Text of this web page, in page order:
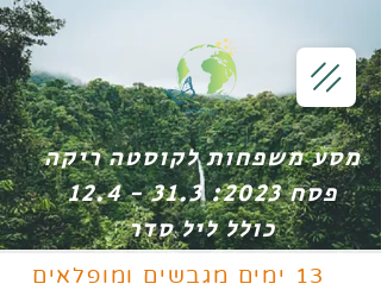
מסע משפחות לקוסטה ריקה
פסח 2023: 31.3 - 12.4
כולל ליל סדר
13 ימים מגבשים ומופלאים